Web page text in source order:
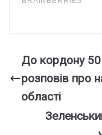
До кордону
розповів про
області